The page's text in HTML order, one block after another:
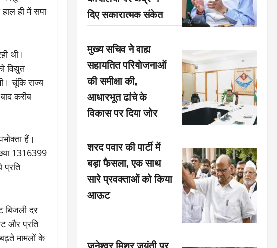
ही में सपा
थी।
विद्युत
चूंकि राज्य
करीब
हैं।
1316399
प्रति
बिजली दर
और प्रति
मामलों के
दिए सकारात्मक संकेत
मुख्य सचिव ने वाह्य
सहायतित परियोजनाओं
की समीक्षा की,
आधारभूत ढांचे के
विकास पर दिया जोर
शरद पवार की पार्टी में
बड़ा फैसला, एक साथ
सारे प्रवक्ताओं को किया
आऊट
जनेश्वर मिश्र जयंती पर